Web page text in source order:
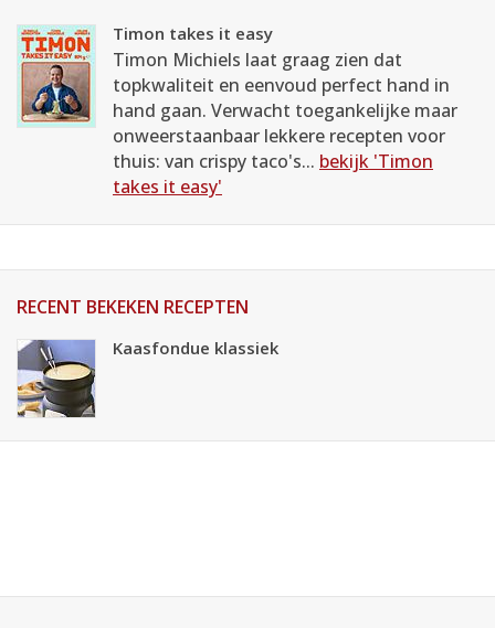
Timon takes it easy
Timon Michiels laat graag zien dat
topkwaliteit en eenvoud perfect hand in
hand gaan. Verwacht toegankelijke maar
onweerstaanbaar lekkere recepten voor
thuis: van crispy taco's... bekijk 'Timon
takes it easy'
RECENT BEKEKEN RECEPTEN
Kaasfondue klassiek